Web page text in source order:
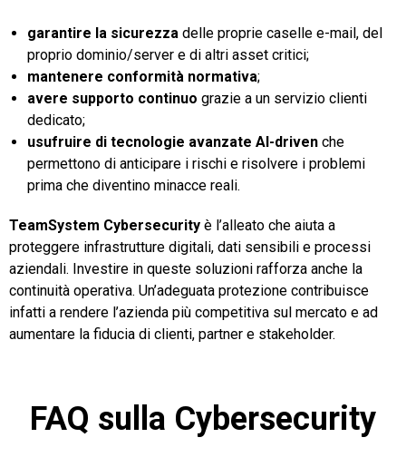
garantire la sicurezza delle proprie caselle e-mail, del
proprio dominio/server e di altri asset critici;
mantenere conformità normativa;
avere supporto continuo grazie a un servizio clienti
dedicato;
usufruire di tecnologie avanzate AI-driven che
permettono di anticipare i rischi e risolvere i problemi
prima che diventino minacce reali.
TeamSystem Cybersecurity è l’alleato che aiuta a
proteggere infrastrutture digitali, dati sensibili e processi
aziendali. Investire in queste soluzioni rafforza anche la
continuità operativa. Un’adeguata protezione contribuisce
infatti a rendere l’azienda più competitiva sul mercato e ad
aumentare la fiducia di clienti, partner e stakeholder.
FAQ sulla Cybersecurity